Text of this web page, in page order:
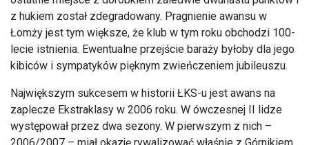
z hukiem został zdegradowany. Pragnienie awansu w
Łomży jest tym większe, że klub w tym roku obchodzi 100-
lecie istnienia. Ewentualne przejście baraży byłoby dla jego
kibiców i sympatyków pięknym zwieńczeniem jubileuszu.
Największym sukcesem w historii ŁKS-u jest awans na
zaplecze Ekstraklasy w 2006 roku. W ówczesnej II lidze
występował przez dwa sezony. W pierwszym z nich –